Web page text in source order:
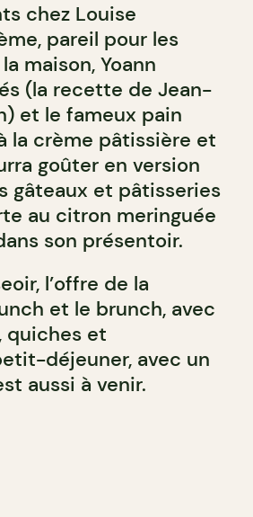
chez Louise
pareil pour les
maison, Yoann
(la recette de Jean-
et le fameux pain
la crème pâtissière et
goûter en version
gâteaux et pâtisseries
au citron meringuée
son présentoir.
l’offre de la
et le brunch, avec
quiches et
déjeuner, avec un
aussi à venir.